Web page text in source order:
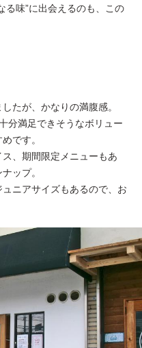
る味”に出会えるのも、この
たが、かなりの満腹感。
分満足できそうなボリュー
です。
、期間限定メニューもあ
ップ。
ニアサイズもあるので、お